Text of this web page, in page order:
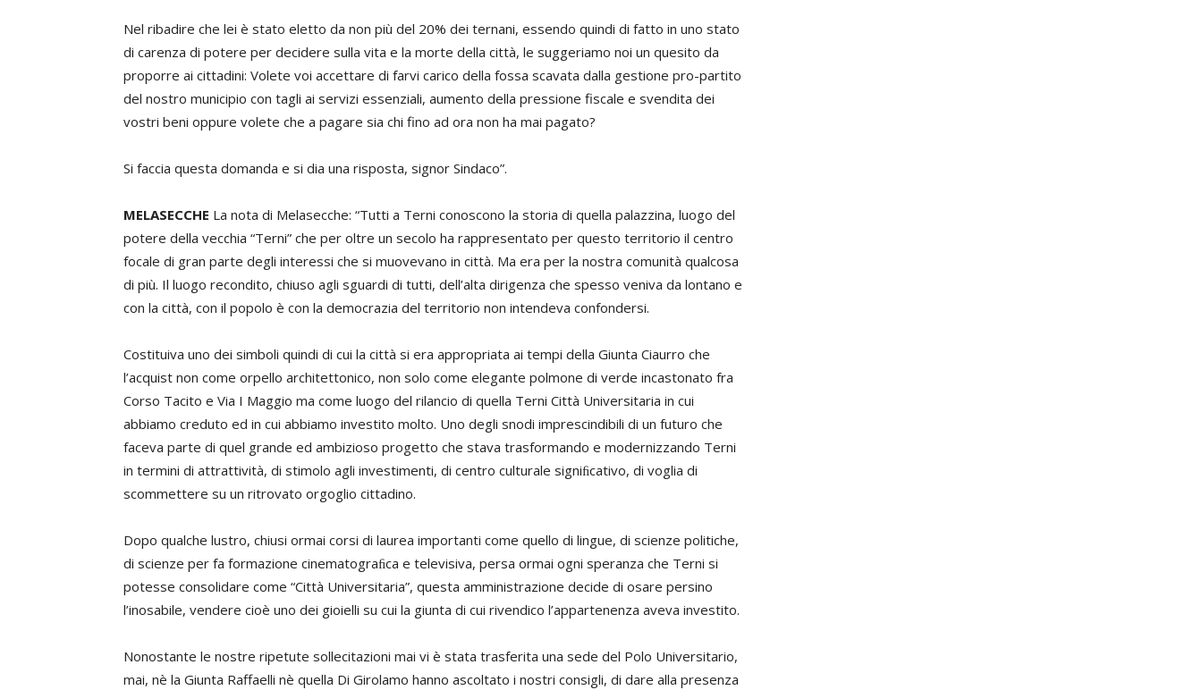
Nel ribadire che lei è stato eletto da non più del 20% dei ternani, essendo quindi di fatto in uno stato
di carenza di potere per decidere sulla vita e la morte della città, le suggeriamo noi un quesito da
proporre ai cittadini: Volete voi accettare di farvi carico della fossa scavata dalla gestione pro-partito
del nostro municipio con tagli ai servizi essenziali, aumento della pressione fiscale e svendita dei
vostri beni oppure volete che a pagare sia chi fino ad ora non ha mai pagato?
Si faccia questa domanda e si dia una risposta, signor Sindaco”.
MELASECCHE La nota di Melasecche: “Tutti a Terni conoscono la storia di quella palazzina, luogo del
potere della vecchia “Terni” che per oltre un secolo ha rappresentato per questo territorio il centro
focale di gran parte degli interessi che si muovevano in città. Ma era per la nostra comunità qualcosa
di più. Il luogo recondito, chiuso agli sguardi di tutti, dell’alta dirigenza che spesso veniva da lontano e
con la città, con il popolo è con la democrazia del territorio non intendeva confondersi.
Costituiva uno dei simboli quindi di cui la città si era appropriata ai tempi della Giunta Ciaurro che
l’acquist non come orpello architettonico, non solo come elegante polmone di verde incastonato fra
Corso Tacito e Via I Maggio ma come luogo del rilancio di quella Terni Città Universitaria in cui
abbiamo creduto ed in cui abbiamo investito molto. Uno degli snodi imprescindibili di un futuro che
faceva parte di quel grande ed ambizioso progetto che stava trasformando e modernizzando Terni
in termini di attrattività, di stimolo agli investimenti, di centro culturale signiﬁcativo, di voglia di
scommettere su un ritrovato orgoglio cittadino.
Dopo qualche lustro, chiusi ormai corsi di laurea importanti come quello di lingue, di scienze politiche,
di scienze per fa formazione cinematograﬁca e televisiva, persa ormai ogni speranza che Terni si
potesse consolidare come “Città Universitaria”, questa amministrazione decide di osare persino
l’inosabile, vendere cioè uno dei gioielli su cui la giunta di cui rivendico l’appartenenza aveva investito.
Nonostante le nostre ripetute sollecitazioni mai vi è stata trasferita una sede del Polo Universitario,
mai, nè la Giunta Raffaelli nè quella Di Girolamo hanno ascoltato i nostri consigli, di dare alla presenza